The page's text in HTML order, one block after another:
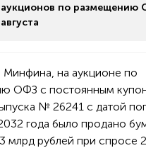
аукционов по размещению
августа
на аукционе по
ОФЗ с постоянным
№ 26241 с датой
года было продано
млрд рублей при спросе